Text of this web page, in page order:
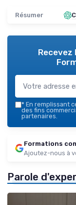
Résumer
Recevez
* En remplissant
des fins
partenaires.
Formations
Ajoutez-nous à
Parole